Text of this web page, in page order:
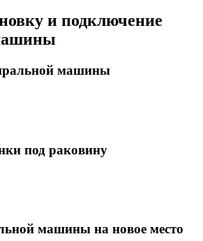
и подключение
машины
под раковину
машины на новое место